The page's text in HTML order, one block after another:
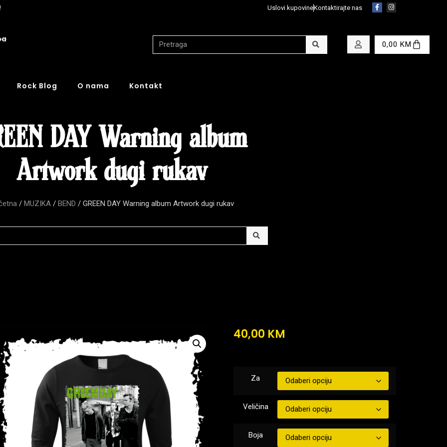
Uslovi kupovineKontaktirajte nas
0,00 KM
Rock Blog O nama Kontakt
DAY Warning album
Artwork dugi rukav
/ MUZIKA / BEND / GREEN DAY Warning album Artwork dugi rukav
40,00 KM
Za
Veličina
Boja